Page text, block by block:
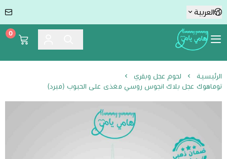
العربية
Hummmy :-) Yummmy هامي يامي
0
الرئيسية
لحوم عجل وبقري
توماهوك عجل بلاك انجوس روسي مغذى على الحبوب (مبرد)